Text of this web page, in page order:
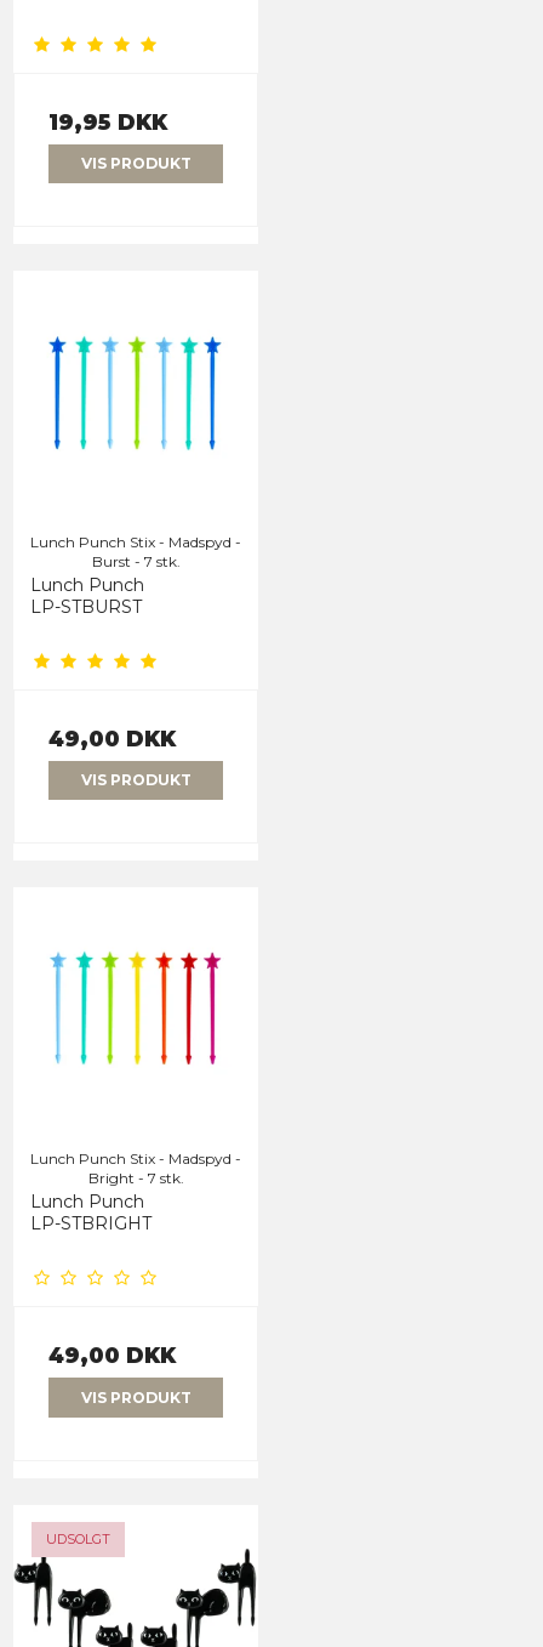
19,95 DKK
VIS PRODUKT
Lunch Punch Stix - Madspyd -
Burst - 7 stk.
Lunch Punch
LP-STBURST
49,00 DKK
VIS PRODUKT
Lunch Punch Stix - Madspyd -
Bright - 7 stk.
Lunch Punch
LP-STBRIGHT
49,00 DKK
VIS PRODUKT
UDSOLGT